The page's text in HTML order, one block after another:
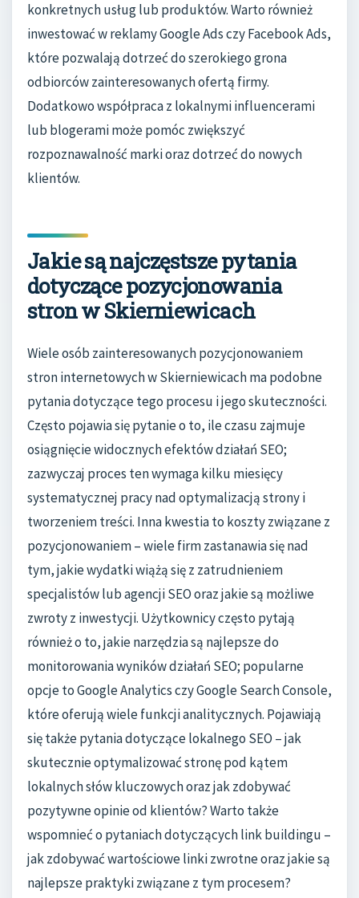
konkretnych usług lub produktów. Warto również
inwestować w reklamy Google Ads czy Facebook Ads,
które pozwalają dotrzeć do szerokiego grona
odbiorców zainteresowanych ofertą firmy.
Dodatkowo współpraca z lokalnymi influencerami
lub blogerami może pomóc zwiększyć
rozpoznawalność marki oraz dotrzeć do nowych
klientów.
Jakie są najczęstsze pytania
dotyczące pozycjonowania
stron w Skierniewicach
Wiele osób zainteresowanych pozycjonowaniem
stron internetowych w Skierniewicach ma podobne
pytania dotyczące tego procesu i jego skuteczności.
Często pojawia się pytanie o to, ile czasu zajmuje
osiągnięcie widocznych efektów działań SEO;
zazwyczaj proces ten wymaga kilku miesięcy
systematycznej pracy nad optymalizacją strony i
tworzeniem treści. Inna kwestia to koszty związane z
pozycjonowaniem – wiele firm zastanawia się nad
tym, jakie wydatki wiążą się z zatrudnieniem
specjalistów lub agencji SEO oraz jakie są możliwe
zwroty z inwestycji. Użytkownicy często pytają
również o to, jakie narzędzia są najlepsze do
monitorowania wyników działań SEO; popularne
opcje to Google Analytics czy Google Search Console,
które oferują wiele funkcji analitycznych. Pojawiają
się także pytania dotyczące lokalnego SEO – jak
skutecznie optymalizować stronę pod kątem
lokalnych słów kluczowych oraz jak zdobywać
pozytywne opinie od klientów? Warto także
wspomnieć o pytaniach dotyczących link buildingu –
jak zdobywać wartościowe linki zwrotne oraz jakie są
najlepsze praktyki związane z tym procesem?